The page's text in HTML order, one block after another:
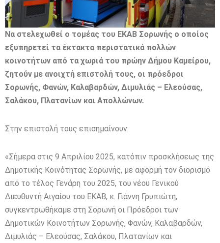
Να στελεχωθεί ο τομέας του ΕΚΑΒ Σορωνής ο οποίος
εξυπηρετεί τα έκτακτα περιστατικά πολλών
κοινοτήτων από τα χωριά του πρώην Δήμου Καμείρου,
ζητούν με ανοιχτή επιστολή τους, οι πρόεδροι
Σορωνής, Φανών, Καλαβαρδών, Διμυλιάς – Ελεούσας,
Σαλάκου, Πλατανίων και Απολλώνων.
Στην επιστολή τους επισημαίνουν:
«Σήμερα στις 9 Απριλίου 2025, κατόπιν προσκλήσεως της
Δημοτικής Κοινότητας Σορωνής, με αφορμή τον διορισμό
από το τέλος Γενάρη του 2025, του νέου Γενικού
Διευθυντή Αιγαίου του ΕΚΑΒ, κ. Γιάννη Γρυπιώτη,
συγκεντρωθήκαμε στη Σορωνή οι Πρόεδροι των
Δημοτικών Κοινοτήτων Σορωνής, Φανών, Καλαβαρδών,
Διμυλιάς – Ελεούσας, Σαλάκου, Πλατανίων και